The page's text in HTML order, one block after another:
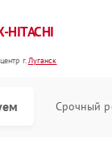
HITACHI
г.Луганск
Срочный